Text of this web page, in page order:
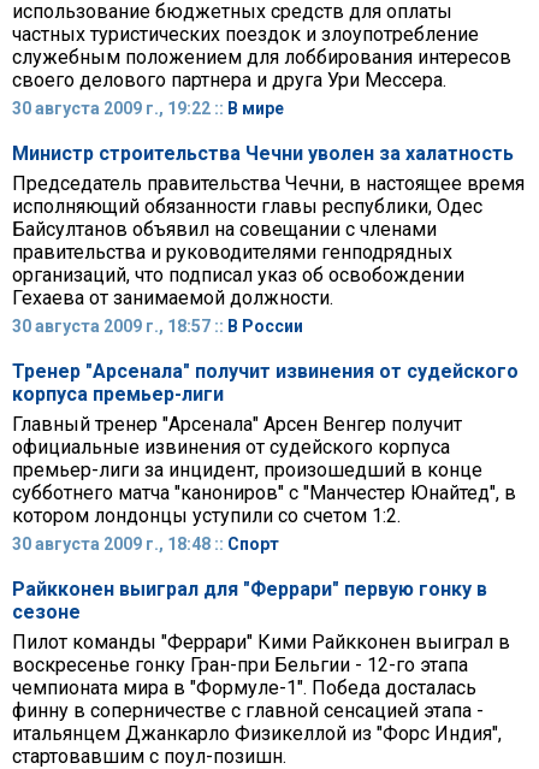
использование бюджетных средств для оплаты
частных туристических поездок и злоупотребление
служебным положением для лоббирования интересов
своего делового партнера и друга Ури Мессера.
30 августа 2009 г., 19:22 :: В мире
Министр строительства Чечни уволен за халатность
Председатель правительства Чечни, в настоящее время
исполняющий обязанности главы республики, Одес
Байсултанов объявил на совещании с членами
правительства и руководителями генподрядных
организаций, что подписал указ об освобождении
Гехаева от занимаемой должности.
30 августа 2009 г., 18:57 :: В России
Тренер "Арсенала" получит извинения от судейского
корпуса премьер-лиги
Главный тренер "Арсенала" Арсен Венгер получит
официальные извинения от судейского корпуса
премьер-лиги за инцидент, произошедший в конце
субботнего матча "канониров" с "Манчестер Юнайтед", в
котором лондонцы уступили со счетом 1:2.
30 августа 2009 г., 18:48 :: Спорт
Райкконен выиграл для "Феррари" первую гонку в
сезоне
Пилот команды "Феррари" Кими Райкконен выиграл в
воскресенье гонку Гран-при Бельгии - 12-го этапа
чемпионата мира в "Формуле-1". Победа досталась
финну в соперничестве с главной сенсацией этапа -
итальянцем Джанкарло Физикеллой из "Форс Индия",
стартовавшим с поул-позишн.